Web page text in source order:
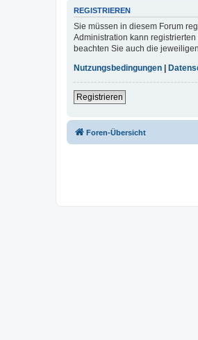
REGISTRIEREN
Sie müssen in diesem Forum
Administration kann
beachten Sie auch die
Nutzungsbedingungen
Registrieren
Foren-Übersicht